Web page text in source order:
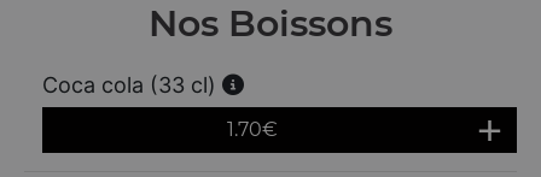
Nos Boissons
Coca cola (33 cl)
1.70€